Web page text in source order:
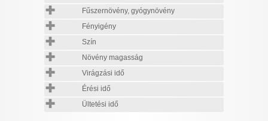
Fűszernövény, gyógynövény
Fényigény
Szín
Növény magasság
Virágzási idő
Érési idő
Ültetési idő